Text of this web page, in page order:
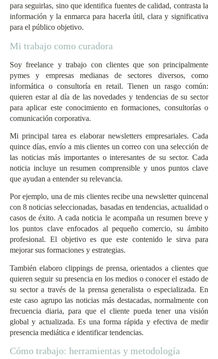
para seguirlas, sino que identifica fuentes de calidad, contrasta la
información y la enmarca para hacerla útil, clara y significativa
para el público objetivo.
Mi trabajo como curadora
Soy freelance y trabajo con clientes que son principalmente
pymes y empresas medianas de sectores diversos, como
informática o consultoría en retail. Tienen un rasgo común:
quieren estar al día de las novedades y tendencias de su sector
para aplicar este conocimiento en formaciones, consultorías o
comunicación corporativa.
Mi principal tarea es elaborar newsletters empresariales. Cada
quince días, envío a mis clientes un correo con una selección de
las noticias más importantes o interesantes de su sector. Cada
noticia incluye un resumen comprensible y unos puntos clave
que ayudan a entender su relevancia.
Por ejemplo, una de mis clientes recibe una newsletter quincenal
con 8 noticias seleccionadas, basadas en tendencias, actualidad o
casos de éxito. A cada noticia le acompaña un resumen breve y
los puntos clave enfocados al pequeño comercio, su ámbito
profesional. El objetivo es que este contenido le sirva para
mejorar sus formaciones y estrategias.
También elaboro clippings de prensa, orientados a clientes que
quieren seguir su presencia en los medios o conocer el estado de
su sector a través de la prensa generalista o especializada. En
este caso agrupo las noticias más destacadas, normalmente con
frecuencia diaria, para que el cliente pueda tener una visión
global y actualizada. Es una forma rápida y efectiva de medir
presencia mediática e identificar tendencias.
Cómo trabajo: herramientas y metodología